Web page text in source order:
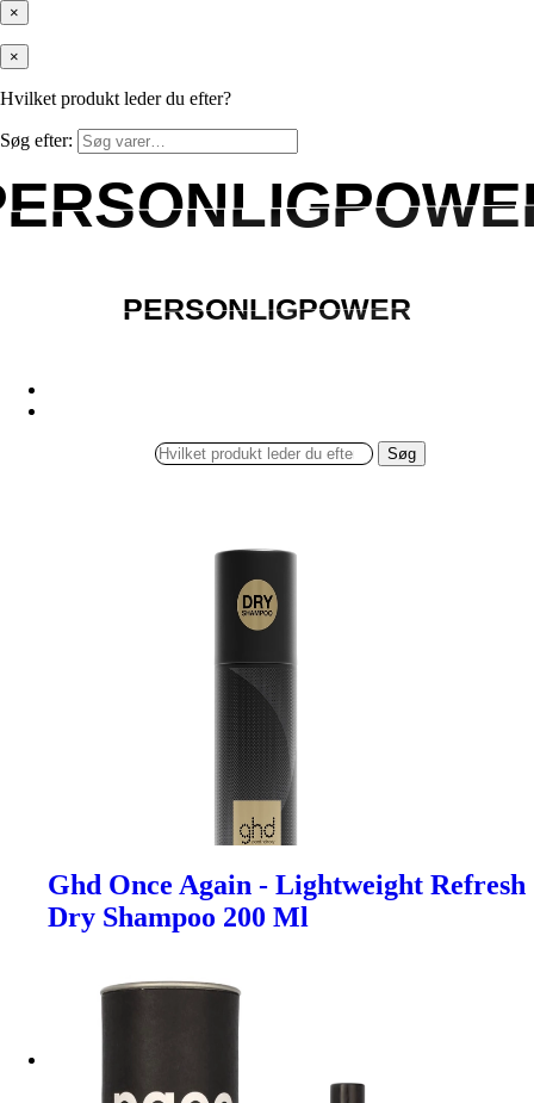
×
×
Hvilket produkt leder du efter?
Søg efter:
PERSONLIGPOWER
PERSONLIGPOWER
Søg
Ghd Once Again - Lightweight Refresh
Dry Shampoo 200 Ml